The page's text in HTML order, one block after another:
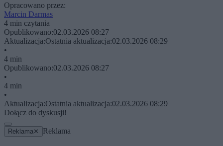
Opracowano przez:
Marcin Darmas
4 min czytania
Opublikowano:02.03.2026 08:27
Aktualizacja:Ostatnia aktualizacja:02.03.2026 08:29
•
4 min
Opublikowano:02.03.2026 08:27
•
4 min
•
Aktualizacja:Ostatnia aktualizacja:02.03.2026 08:29
Dołącz do dyskusji!
Reklama ✕ Reklama